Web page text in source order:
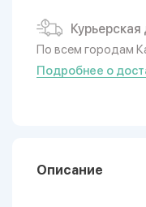
Курьерская
По всем городам
Подробнее о
Описание